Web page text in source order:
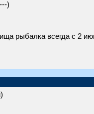
)
рыбалка всегда с 2